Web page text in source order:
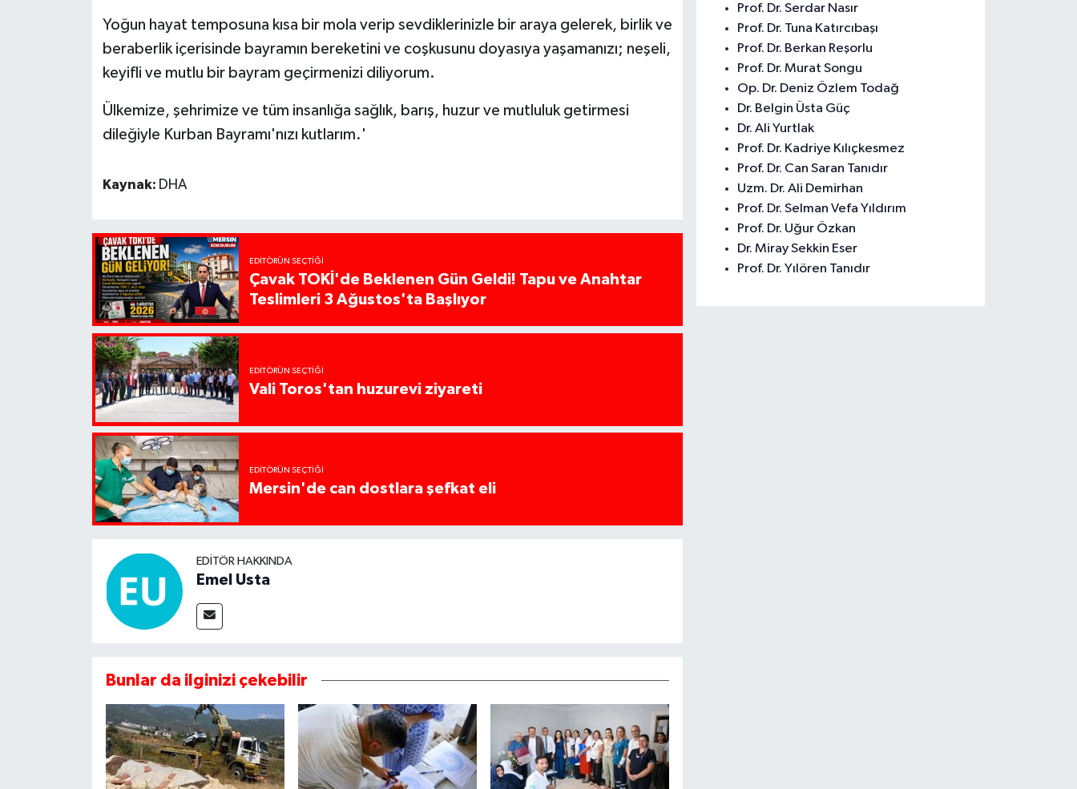
Yoğun hayat temposuna kısa bir mola verip sevdiklerinizle bir araya gelerek, birlik ve
beraberlik içerisinde bayramın bereketini ve coşkusunu doyasıya yaşamanızı; neşeli,
keyifli ve mutlu bir bayram geçirmenizi diliyorum.
Ülkemize, şehrimize ve tüm insanlığa sağlık, barış, huzur ve mutluluk getirmesi
dileğiyle Kurban Bayramı'nızı kutlarım.'
Kaynak: DHA
EDITÖRÜN SEÇTIĞI
Çavak TOKİ'de Beklenen Gün Geldi! Tapu ve Anahtar
Teslimleri 3 Ağustos'ta Başlıyor
EDITÖRÜN SEÇTIĞI
Vali Toros'tan huzurevi ziyareti
EDITÖRÜN SEÇTIĞI
Mersin'de can dostlara şefkat eli
EDITÖR HAKKINDA
Emel Usta
Bunlar da ilginizi çekebilir
Prof. Dr. Serdar Nasır
Prof. Dr. Tuna Katırcıbaşı
Prof. Dr. Berkan Reşorlu
Prof. Dr. Murat Songu
Op. Dr. Deniz Özlem Todağ
Dr. Belgin Üsta Güç
Dr. Ali Yurtlak
Prof. Dr. Kadriye Kılıçkesmez
Prof. Dr. Can Saran Tanıdır
Uzm. Dr. Ali Demirhan
Prof. Dr. Selman Vefa Yıldırım
Prof. Dr. Uğur Özkan
Dr. Miray Sekkin Eser
Prof. Dr. Yılören Tanıdır